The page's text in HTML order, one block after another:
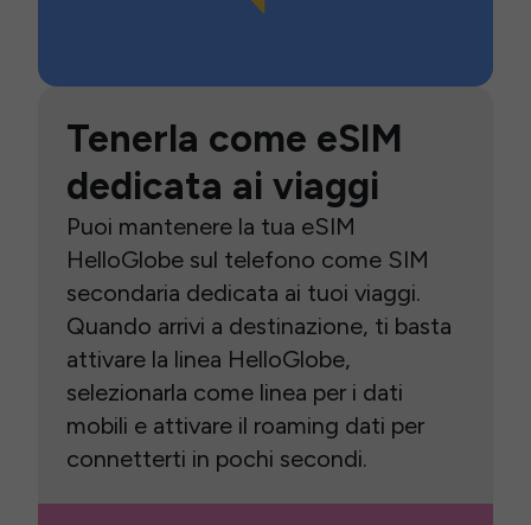
Tenerla come eSIM
dedicata ai viaggi
Puoi mantenere la tua eSIM
HelloGlobe sul telefono come SIM
secondaria dedicata ai tuoi viaggi.
Quando arrivi a destinazione, ti basta
attivare la linea HelloGlobe,
selezionarla come linea per i dati
mobili e attivare il roaming dati per
connetterti in pochi secondi.